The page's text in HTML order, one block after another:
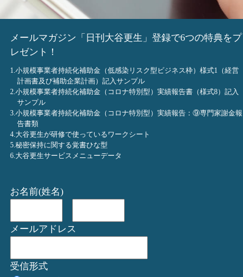
メールマガジン「日刊大谷更生」登録で6つの特典をプ
レゼント！
1.小規模事業者持続化補助金（低感染リスク型ビジネス枠）様式1（経営
計画書及び補助企業計画）記入サンプル
2.小規模事業者持続化補助金（コロナ特別型）実績報告書（様式8）記入
サンプル
3.小規模事業者持続化補助金（コロナ特別型）実績報告：⑨専門家謝金報
告書類
4.大谷更生が研修で使っているワークシート
5.秘密保持に関する覚書ひな型
6.大谷更生サービスメニューデータ
お名前(姓名)
メールアドレス
受信形式